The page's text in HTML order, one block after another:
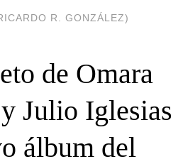
R. GONZÁLEZ)
de Omara
Julio Iglesias
álbum del